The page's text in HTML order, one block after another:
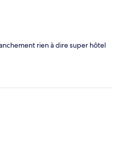
rien à dire super hôtel